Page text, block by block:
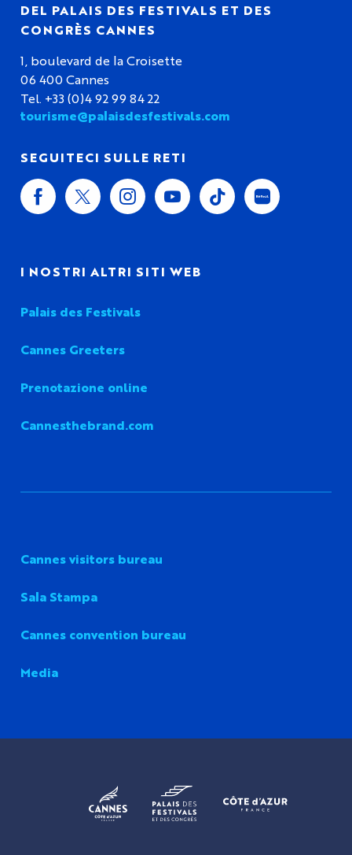
DEL PALAIS DES FESTIVALS ET DES
CONGRÈS CANNES
1, boulevard de la Croisette
06 400 Cannes
Tel. +33 (0)4 92 99 84 22
tourisme@palaisdesfestivals.com
SEGUITECI SULLE RETI
I NOSTRI ALTRI SITI WEB
Palais des Festivals
Cannes Greeters
Prenotazione online
Cannesthebrand.com
Cannes visitors bureau
Sala Stampa
Cannes convention bureau
Media